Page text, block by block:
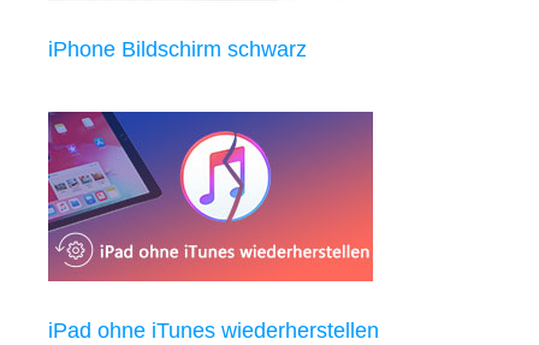
iPhone Bildschirm schwarz
iPad ohne iTunes wiederherstellen